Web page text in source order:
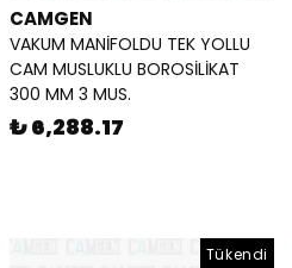
CAMGEN
VAKUM MANİFOLDU TEK YOLLU
CAM MUSLUKLU BOROSİLİKAT
300 MM 3 MUS.
₺ 6,288.17
Tükendi